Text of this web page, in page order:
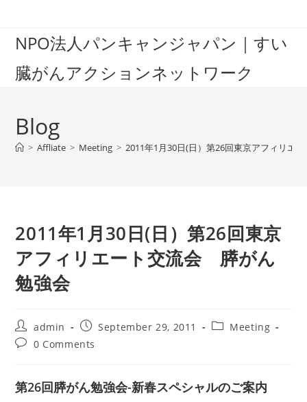
contentNPO法人パンキャンジャパン｜すい
臓がんアクションネットワーク
Blog
> Affliate > Meeting > 2011年1月30日(日）第26回東京アフィリエ
2011年1月30日(日）第26回東京
アフィリエート交流会 膵がん
勉強会
Post
author:
admin
Post
published:
September 29, 2011
PostMeeting
Post0 Comments
第26回膵がん勉強会-新春スペシャルのご案内